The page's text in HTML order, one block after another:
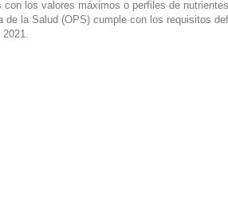
los valores máximos o perfiles de
de la Salud (OPS) cumple con los requisitos